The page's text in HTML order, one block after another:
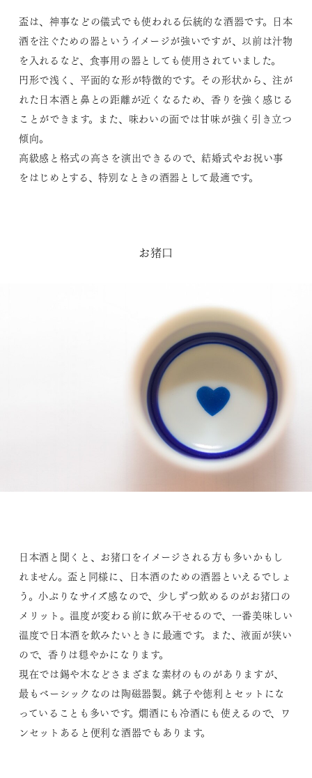
盃は、神事などの儀式でも使われる伝統的な酒器です。日本
酒を注ぐための器というイメージが強いですが、以前は汁物
を入れるなど、食事用の器としても使用されていました。
円形で浅く、平面的な形が特徴的です。その形状から、注が
れた日本酒と鼻との距離が近くなるため、香りを強く感じる
ことができます。また、味わいの面では甘味が強く引き立つ
傾向。
高級感と格式の高さを演出できるので、結婚式やお祝い事
をはじめとする、特別なときの酒器として最適です。
お猪口
日本酒と聞くと、お猪口をイメージされる方も多いかもし
れません。盃と同様に、日本酒のための酒器といえるでしょ
う。小ぶりなサイズ感なので、少しずつ飲めるのがお猪口の
メリット。温度が変わる前に飲み干せるので、一番美味しい
温度で日本酒を飲みたいときに最適です。また、液面が狭い
ので、香りは穏やかになります。
現在では錫や木などさまざまな素材のものがありますが、
最もベーシックなのは陶磁器製。銚子や徳利とセットにな
っていることも多いです。燗酒にも冷酒にも使えるので、ワ
ンセットあると便利な酒器でもあります。